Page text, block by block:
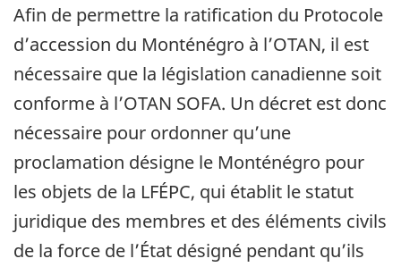
Afin de permettre la ratification du Protocole
d’accession du Monténégro à l’OTAN, il est
nécessaire que la législation canadienne soit
conforme à l’OTAN SOFA. Un décret est donc
nécessaire pour ordonner qu’une
proclamation désigne le Monténégro pour
les objets de la LFÉPC, qui établit le statut
juridique des membres et des éléments civils
de la force de l’État désigné pendant qu’ils